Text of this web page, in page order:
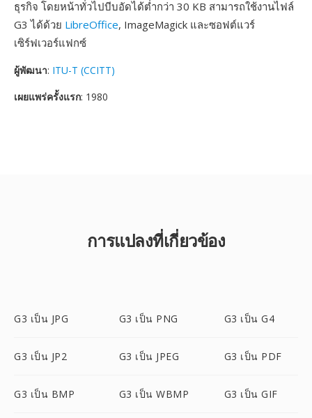
ธุรกิจ โดยหน้าทั่วไปบีบอัดได้ต่ำกว่า 30 KB สามารถใช้งานไฟล์
G3 ได้ด้วย LibreOffice, ImageMagick และซอฟต์แวร์
เซิร์ฟเวอร์แฟกซ์
ผู้พัฒนา: ITU-T (CCITT)
เผยแพร่ครั้งแรก: 1980
การแปลงที่เกี่ยวข้อง
G3 เป็น JPG G3 เป็น PNG G3 เป็น G4
G3 เป็น JP2 G3 เป็น JPEG G3 เป็น PDF
G3 เป็น BMP G3 เป็น WBMP G3 เป็น GIF